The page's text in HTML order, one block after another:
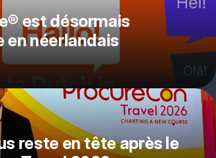
est désormais
en néerlandais
reste en tête après le